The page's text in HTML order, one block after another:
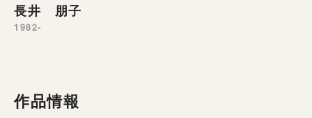
長井 朋子
1982-
作品情報